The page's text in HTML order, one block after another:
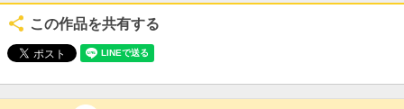
この作品を共有する